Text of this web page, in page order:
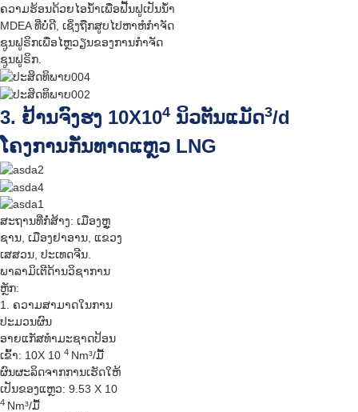
ຄວາມຮ້ອນດ້ວຍໄອນ້ຳເພື່ອຟື້ນຟູເປັນນ້ຳ
MDEA ທີ່ບໍ່ດີ, ເຊິ່ງຖືກສູບໄປຫາຫໍກຳຈັດ
ຊູນຟູຣິກເພື່ອໄຫຼວຽນຂອງການກຳຈັດ
ຊູນຟູຣິກ.
3. ຢ້ານຈົງຮງ 10X104 ນິວຕັນແມັດ3/d
ໂຄງການກັ່ນທາດແຫຼວ LNG
ສະຖານທີ່ກໍ່ສ້າງ: ເມືອງຫຼູ
ຊານ, ເມືອງຢາອານ, ແຂວງ
ເສສວນ, ປະເທດຈີນ.
ພາລາມິເຕີດ້ານວິຊາການ
ຫຼັກ:
1. ຄວາມສາມາດໃນການ
ປະມວນຜົນ
ອາຍແກັສທຳມະຊາດປ້ອນ
ເຂົ້າ: 10X 10 4 Nm³/ມື້
ຜົນຜະລິດຈາກການເຮັດໃຫ້
ເປັນຂອງແຫຼວ: 9.53 X 10
4 Nm³/ມື້